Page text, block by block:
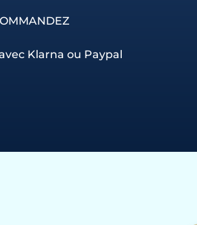
Klarna ou Paypal